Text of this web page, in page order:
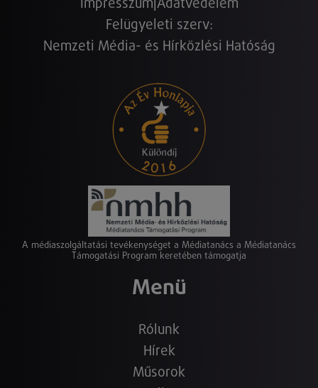
Impresszum Adatvédelem
Felügyeleti szerv:
Nemzeti Média- és Hírközlési Hatóság
A médiaszolgáltatási tevékenységet a Médiatanács a Médiatanács
Támogatási Program keretében támogatja
Menü
Rólunk
Hírek
Műsorok